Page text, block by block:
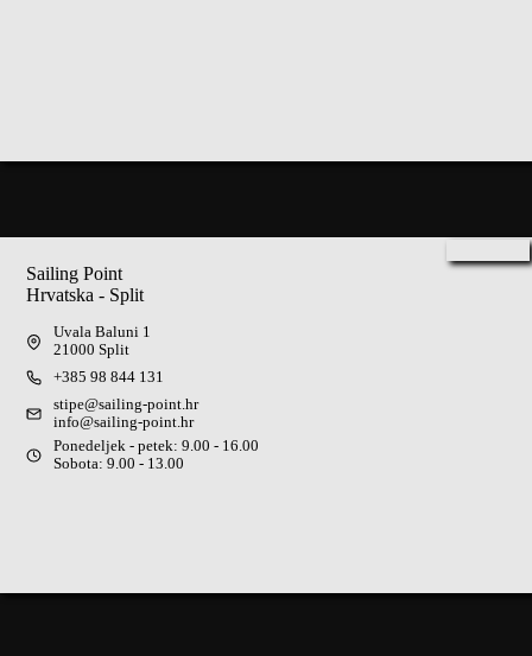
Sailing Point
Hrvatska - Split
Uvala Baluni 1
21000 Split
+385 98 844 131
stipe@sailing-point.hr
info@sailing-point.hr
Ponedeljek - petek: 9.00 - 16.00
Sobota: 9.00 - 13.00